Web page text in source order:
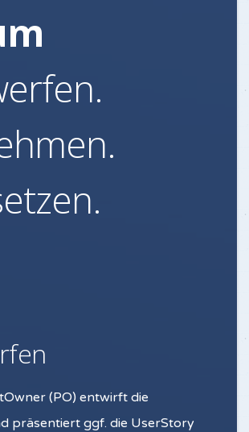
(PO) entwirft die
präsentiert ggf. die UserStory